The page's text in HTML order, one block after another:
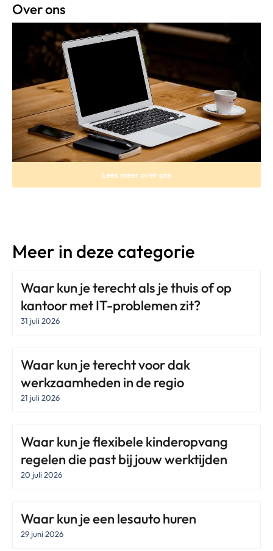
Over ons
Lees meer over ons
Meer in deze categorie
Waar kun je terecht als je thuis of op
kantoor met IT-problemen zit?
31 juli 2026
Waar kun je terecht voor dak
werkzaamheden in de regio
21 juli 2026
Waar kun je flexibele kinderopvang
regelen die past bij jouw werktijden
20 juli 2026
Waar kun je een lesauto huren
29 juni 2026